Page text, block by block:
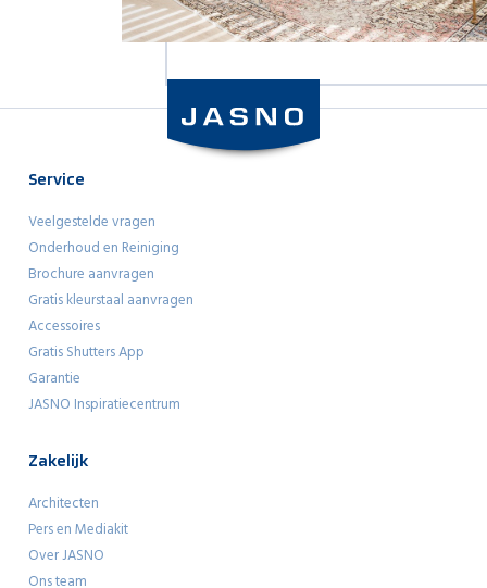
Service
Veelgestelde vragen
Onderhoud en Reiniging
Brochure aanvragen
Gratis kleurstaal aanvragen
Accessoires
Gratis Shutters App
Garantie
JASNO Inspiratiecentrum
Zakelijk
Architecten
Pers en Mediakit
Over JASNO
Ons team